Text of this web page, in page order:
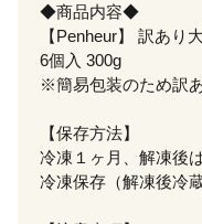
◆商品内容◆
【Penheur】 訳あり
6個入 300g
※簡易包装のため訳
【保存方法】
冷凍１ヶ月、解凍後
冷凍保存（解凍後冷蔵